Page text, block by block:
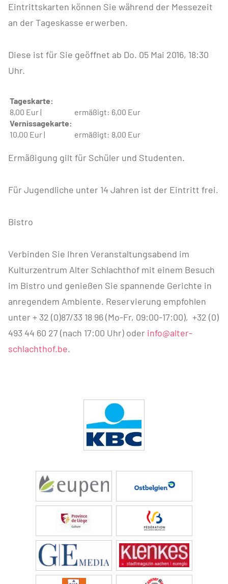
Eintrittskarten können Sie während der Messezeit
an der Tageskasse erwerben.
Diese ist für Sie geöffnet ab Do. 05 Mai 2016, 18:30
Uhr.
Tageskarte:
8,00 Eur |
ermäßigt: 6,00 Eur
Vernissagekarte:
10,00 Eur |
ermäßigt: 8,00 Eur
Ermäßigung gilt für Schüler und Studenten.
Für Jugendliche unter 14 Jahren ist der Eintritt frei.
Bistro
Verbinden Sie Ihren Veranstaltungsabend im
Kulturzentrum Alter Schlachthof mit einem Besuch
im Bistro und genießen Sie spannende Gerichte in
anregendem Ambiente. Reservierung empfohlen
unter + 32 (0)87/33 18 96 (Mo-Fr, 09:00-17:00), +32 (0)
493 44 60 27 (nach 17:00 Uhr) oder info@alter-
schlachthof.be.